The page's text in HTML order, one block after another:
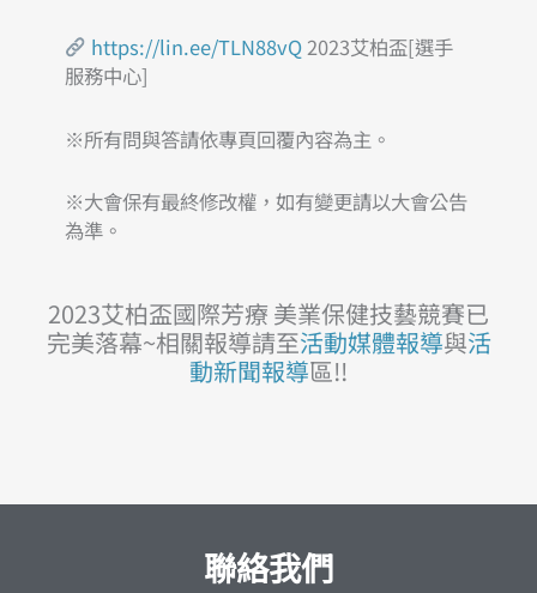
https://lin.ee/TLN88vQ2023艾柏盃[選手
服務中心]
※所有問與答請依專頁回覆內容為主。
※大會保有最終修改權，如有變更請以大會公告
為準。
2023艾柏盃國際芳療 美業保健技藝競賽已
完美落幕~相關報導請至活動媒體報導與活
動新聞報導區!!
聯絡我們